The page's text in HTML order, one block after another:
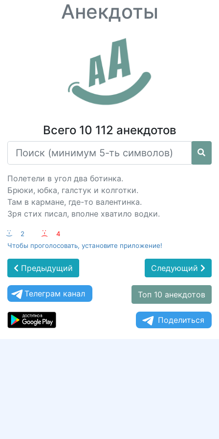
Анекдоты
Всего 10 112 анекдотов
Полетели в угол два ботинка.
Брюки, юбка, галстук и колготки.
Там в кармане, где-то валентинка.
Зря стих писал, вполне хватило водки.
:-) 2 :-(
4
Чтобы проголосовать, установите приложение!
Предыдущий Следующий
Телеграм канал Топ 10 анекдотов
Поделиться